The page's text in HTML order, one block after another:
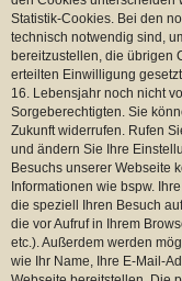
Statistik-Cookies. Bei den
technisch notwendig sind,
bereitzustellen, die übrigen
erteilten Einwilligung
16. Lebensjahr noch nicht
Sorgeberechtigten. Sie
Zukunft widerrufen. Rufen
und ändern Sie Ihre
Besuchs unserer Webseite
Informationen wie bspw.
die speziell Ihren Besuch
die vor Aufruf in Ihrem
etc.). Außerdem werden
wie Ihr Name, Ihre E-Mail-